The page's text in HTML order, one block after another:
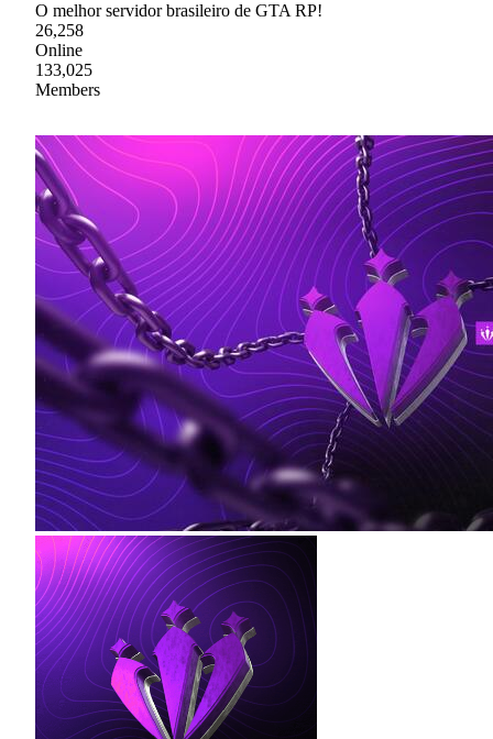
O melhor servidor brasileiro de GTA RP!
26,258
Online
133,025
Members